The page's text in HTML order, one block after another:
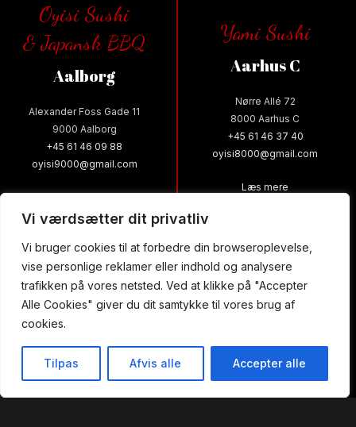
Vi værdsætter dit privatliv
Vi bruger cookies til at forbedre din browseroplevelse,
vise personlige reklamer eller indhold og analysere
trafikken på vores netsted. Ved at klikke på "Accepter
Alle Cookies" giver du dit samtykke til vores brug af
cookies.
Tilpas Afvis alle Accepter alle
Oyisi Sushi
& Japansk BBQ
Aalborg
Alexander Foss Gade 11
9000 Aalborg
+45 61 46 09 88
oyisi9000@gmail.com
Yami Sushi
Aarhus C
Nørre Allé 72
8000 Aarhus C
+45 61 46 37 40
oyisi8000@gmail.com
Læs mere
Yami Sushi
Aarhus N-Skejby
8200 Aarhus N
Yami Sushi
Viby J
8260 Viby J